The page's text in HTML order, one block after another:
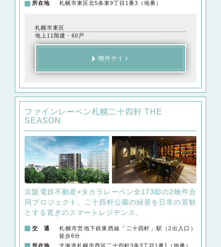
所在地
札幌市東区北5条東9丁目1番3（地番）
札幌市東区
地上11階建・60戸
物件サイト
ファインレーベン札幌二十四軒 THE
SEASON
京阪電鉄不動産×タカラレーベン全173邸の2物件合
同プロジェクト。
二十四軒公園の緑景を日常の景観
とする寛ぎのスマートレジデンス。
交 通
札幌市営地下鉄東西線「二十四軒」駅（2出入口）
徒歩6分
所在地
北海道札幌市西区二十四軒3条3丁目1番1（地番）